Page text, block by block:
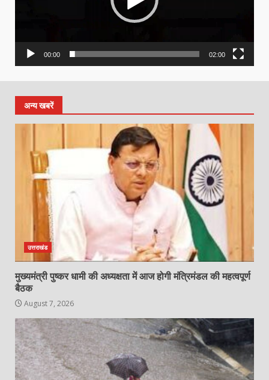
00:00 02:00
अन्य खबरें
उत्तराखंड
मुख्यमंत्री पुष्कर धामी की अध्यक्षता में आज होगी मंत्रिमंडल की महत्वपूर्ण
बैठक
August 7, 2026